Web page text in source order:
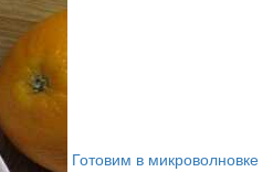
Готовим в микроволновке